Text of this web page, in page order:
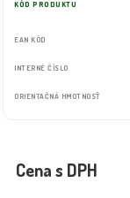
KÓD PRODUKTU
EAN KÓD
INTERNÉ ČÍSLO
ORIENTAČNÁ HMOTNOSŤ
Cena s DPH